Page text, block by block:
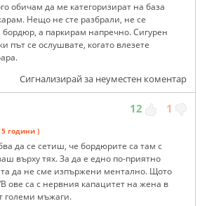
обичам да ме категоризират на база
Нещо не сте разбрали, не се
бордюр, а паркирам напречно. Сигурен
път се ослушвате, когато влезете
Сигнализирай за неуместен коментар
12 1
години )
да се сетиш, че бордюрите са там с
върху тях. За да е едно по-приятно
да не сме изпържени ментално. Щото
ове са с нервния капацитет на жена в
големи мъжаги.